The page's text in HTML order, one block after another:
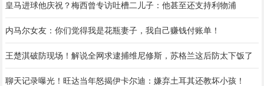
皇马进球他庆祝？梅西曾专访吐槽二儿子：他甚至还支持利物浦
内马尔女友：你们觉得我是花瓶妻子，我自己赚钱付账单！
王楚淇破防现场！解说全网求逮捕维尼修斯，苏格兰这后防太下饭了
聊天记录曝光！旺达当年怒揭伊卡尔迪：嫌弃土耳其还教坏小孩！